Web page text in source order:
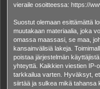
vieraile osoitteessa: https://
Suostut olemaan esittämättä
muutakaan materiaalia, joka
omassa maassasi, se maa,
kansainvälisiä lakeja.
poistaa järjestelmän
yhteyttä. Kaikkien viestien IP-
tarkkailua varten. Hyväksyt,
siirtää ja sulkea mikä tahansa